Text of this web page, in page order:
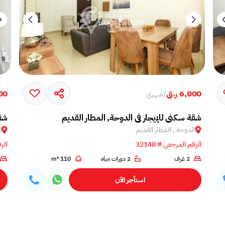
6,000 ر.ق /شهري
شقة سكني للإيجار في الدوحة, المطار القديم
الدوحة , المطار القديم
الرقم المرجعي # 32148
2 غرف 2 دورات مياه 110 m²
استأجر الآن